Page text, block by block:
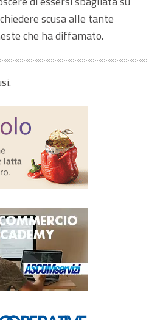
scusa alle tante
che ha diffamato.